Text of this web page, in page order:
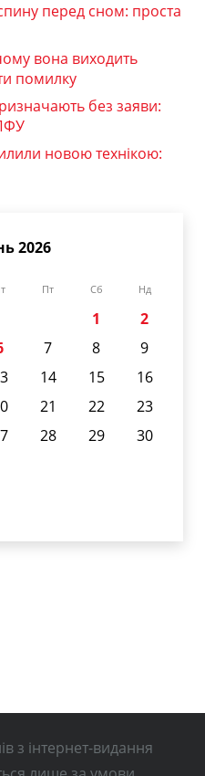
перед сном: проста
вона виходить
помилку
без заяви:
новою технікою:
2026
Пт Сб Нд
1
2
7 8
9
14 15
16
21 22
23
28 29
30
з інтернет-видання